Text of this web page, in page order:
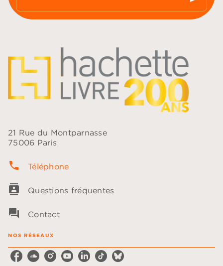
21 Rue du Montparnasse
75006 Paris
phone Téléphone
contacts Questions fréquentes
question_answer Contact
NOS RÉSEAUX